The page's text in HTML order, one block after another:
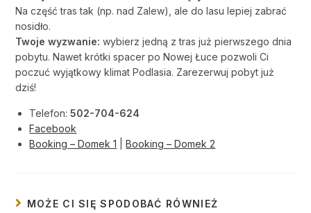
Na część tras tak (np. nad Zalew), ale do lasu lepiej zabrać
nosidło.
Twoje wyzwanie: wybierz jedną z tras już pierwszego dnia
pobytu. Nawet krótki spacer po Nowej Łuce pozwoli Ci
poczuć wyjątkowy klimat Podlasia. Zarezerwuj pobyt już
dziś!
Telefon:502-704-624
Facebook
Booking – Domek 1 |Booking – Domek 2
MOŻE CI SIĘ SPODOBAĆ RÓWNIEŻ